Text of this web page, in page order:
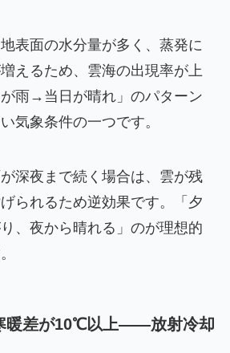
表面の水分量が多く、蒸発に
えるため、雲海の出現率が上
雨→当日が晴れ」のパターン
気象条件の一つです。
深夜まで続く場合は、雲が残
られるため逆効果です。「夕
、夜から晴れる」のが理想的
暖差が10℃以上——放射冷却